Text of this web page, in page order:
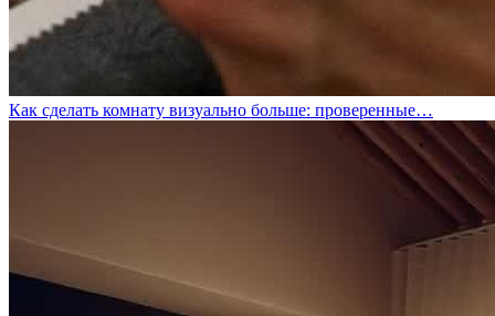
Как сделать комнату визуально больше: проверенные…